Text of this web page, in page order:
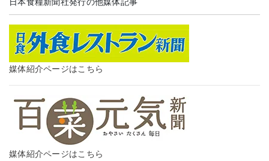
媒体紹介ページはこちら
媒体紹介ページはこちら